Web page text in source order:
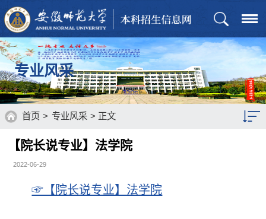
专业风采
首页 > 专业风采 > 正文
【院长说专业】法学院
2022-06-29
☞【院长说专业】法学院